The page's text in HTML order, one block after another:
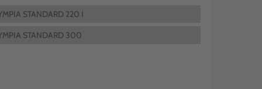
STANDARD 220 I
STANDARD 300